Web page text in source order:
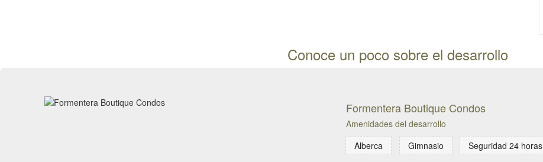
Conoce un poco sobre el desarrollo
Formentera Boutique Condos
Amenidades del desarrollo
Alberca
Gimnasio Seguridad 24 horas